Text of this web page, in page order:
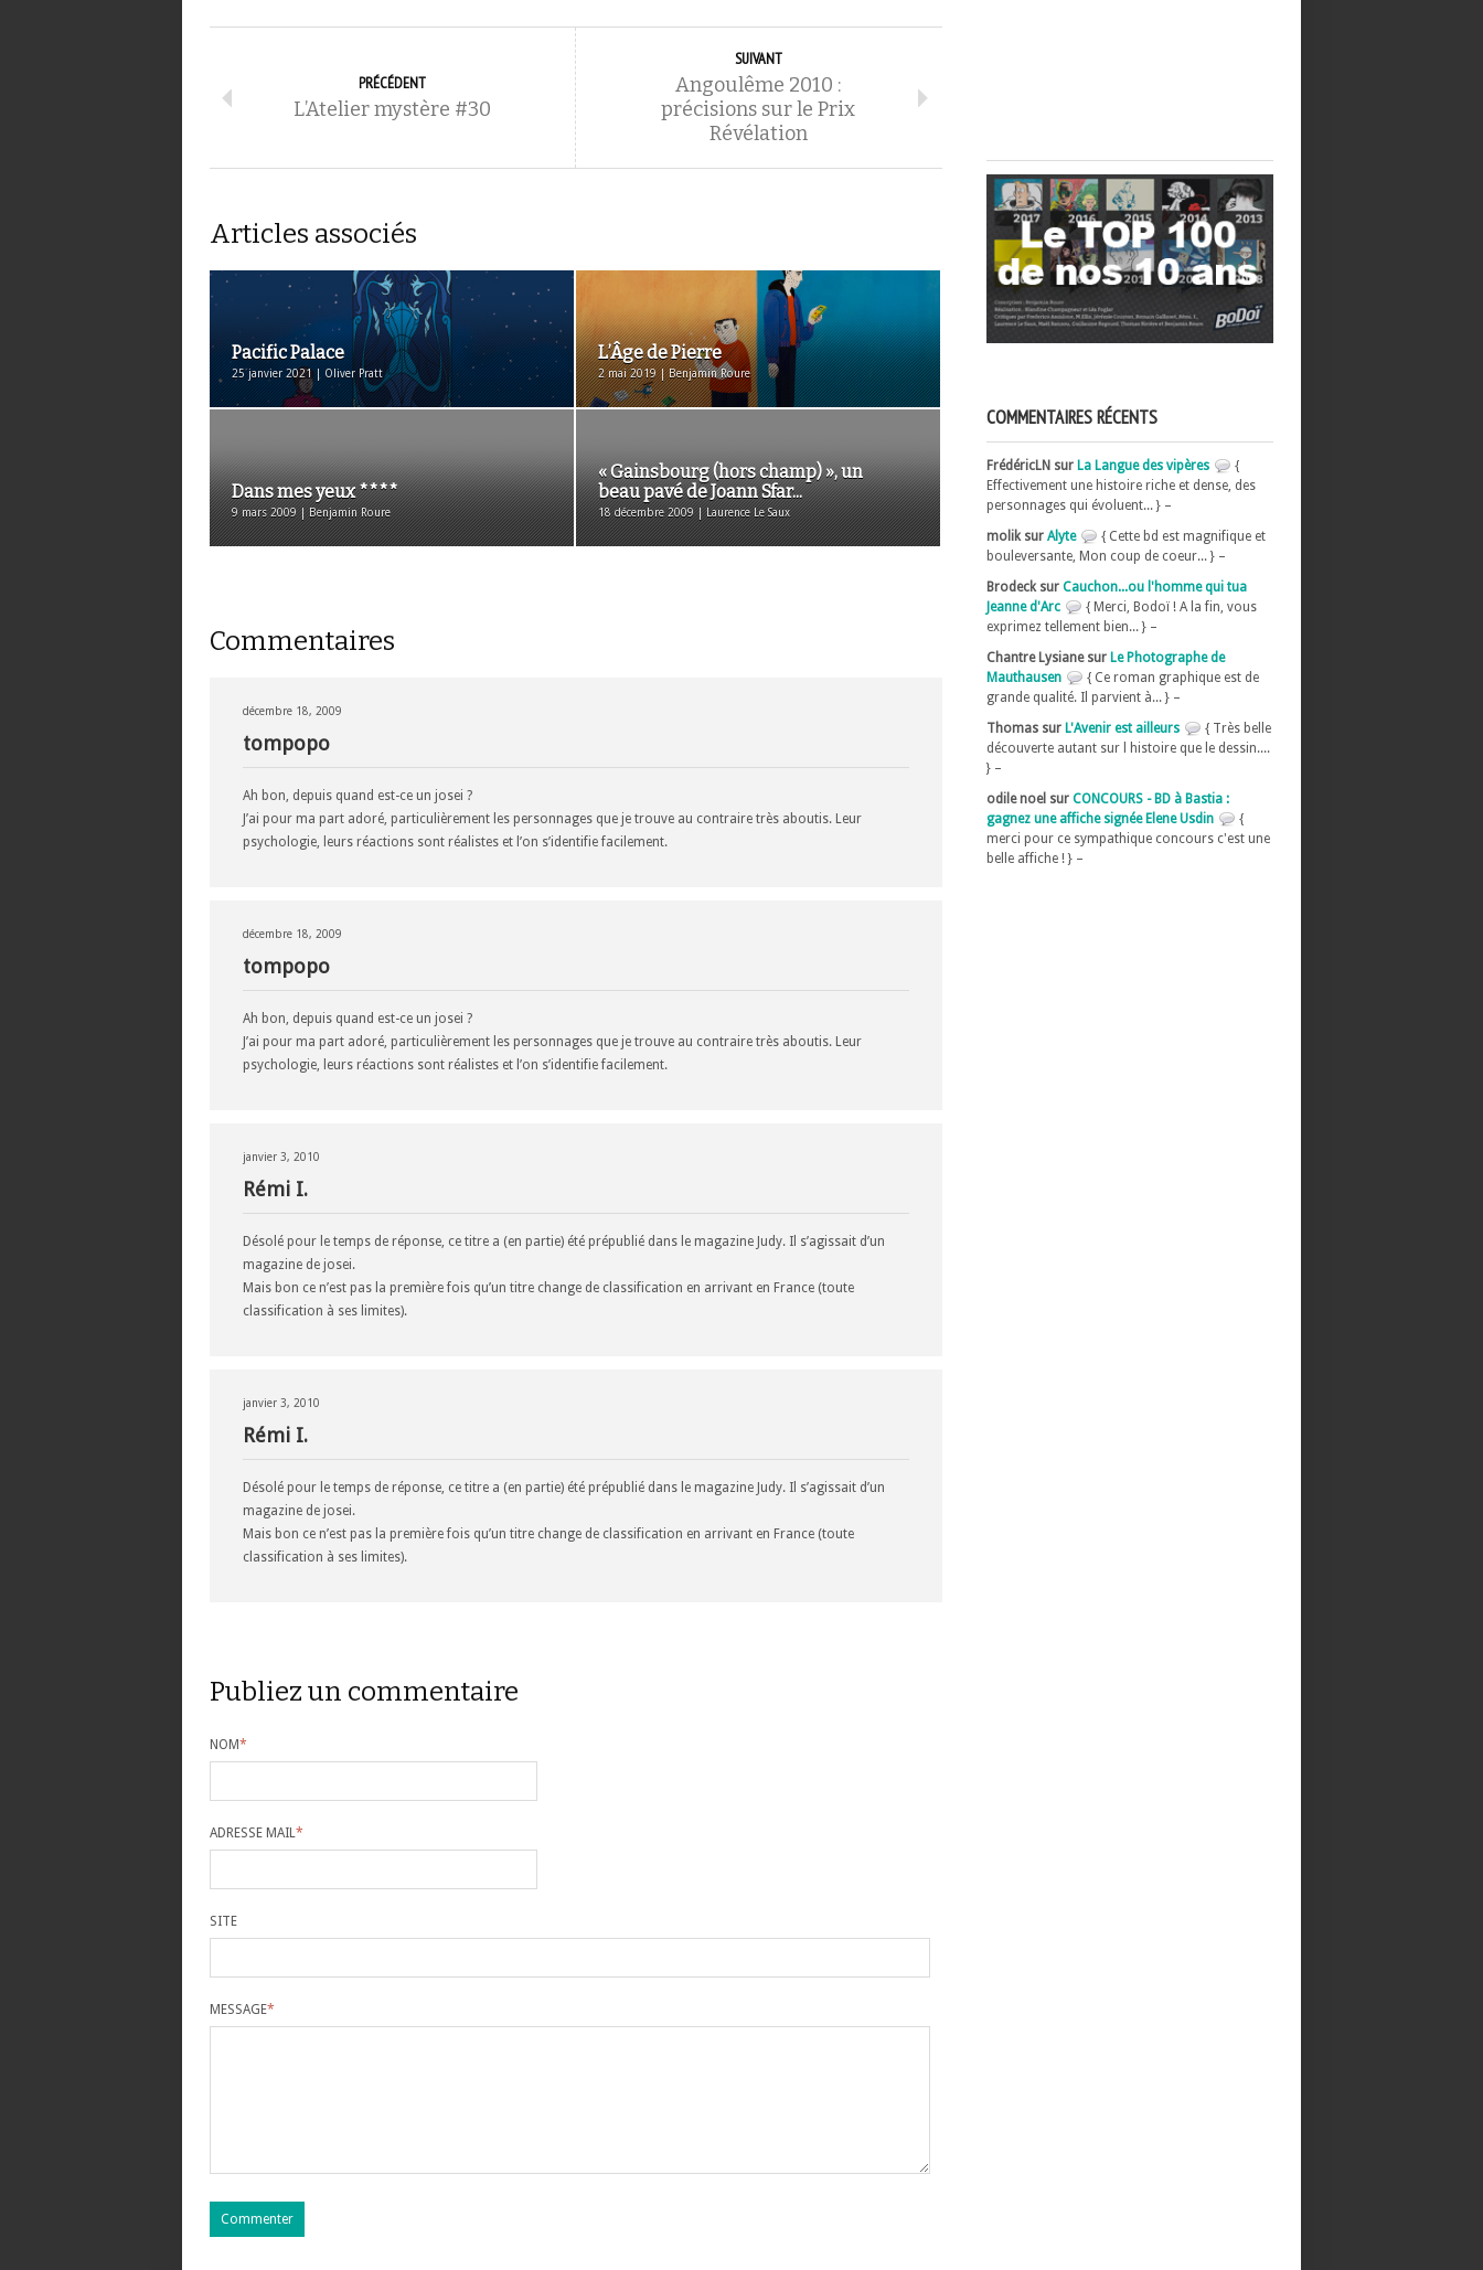
PRÉCÉDENT
L’Atelier mystère #30
SUIVANT
Angoulême 2010 :
précisions sur le Prix
Révélation
Articles associés
Pacific Palace
25 janvier 2021 | Oliver Pratt
L’Âge de Pierre
2 mai 2019 | Benjamin Roure
Dans mes yeux ****
9 mars 2009 | Benjamin Roure
« Gainsbourg (hors champ) », un
beau pavé de Joann Sfar...
18 décembre 2009 | Laurence Le Saux
Commentaires
décembre 18, 2009
tompopo
Ah bon, depuis quand est-ce un josei ?
J’ai pour ma part adoré, particulièrement les personnages que je trouve au contraire très aboutis. Leur
psychologie, leurs réactions sont réalistes et l’on s’identifie facilement.
décembre 18, 2009
tompopo
Ah bon, depuis quand est-ce un josei ?
J’ai pour ma part adoré, particulièrement les personnages que je trouve au contraire très aboutis. Leur
psychologie, leurs réactions sont réalistes et l’on s’identifie facilement.
janvier 3, 2010
Rémi I.
Désolé pour le temps de réponse, ce titre a (en partie) été prépublié dans le magazine Judy. Il s’agissait d’un
magazine de josei.
Mais bon ce n’est pas la première fois qu’un titre change de classification en arrivant en France (toute
classification à ses limites).
janvier 3, 2010
Rémi I.
Désolé pour le temps de réponse, ce titre a (en partie) été prépublié dans le magazine Judy. Il s’agissait d’un
magazine de josei.
Mais bon ce n’est pas la première fois qu’un titre change de classification en arrivant en France (toute
classification à ses limites).
Publiez un commentaire
NOM*
ADRESSE MAIL*
SITE
MESSAGE*
COMMENTAIRES RÉCENTS
FrédéricLN sur La Langue des vipères
{
Effectivement une histoire riche et dense, des
personnages qui évoluent... } –
molik sur Alyte
{ Cette bd est magnifique et
bouleversante, Mon coup de coeur... } –
Brodeck sur Cauchon...ou l'homme qui tua
Jeanne d'Arc
{ Merci, Bodoï ! A la fin, vous
exprimez tellement bien... } –
Chantre Lysiane sur Le Photographe de
Mauthausen
{ Ce roman graphique est de
grande qualité. Il parvient à... } –
Thomas sur L'Avenir est ailleurs
{ Très belle
découverte autant sur l histoire que le dessin....
} –
odile noel sur CONCOURS - BD à Bastia :
gagnez une affiche signée Elene Usdin
{
merci pour ce sympathique concours c'est une
belle affiche ! } –